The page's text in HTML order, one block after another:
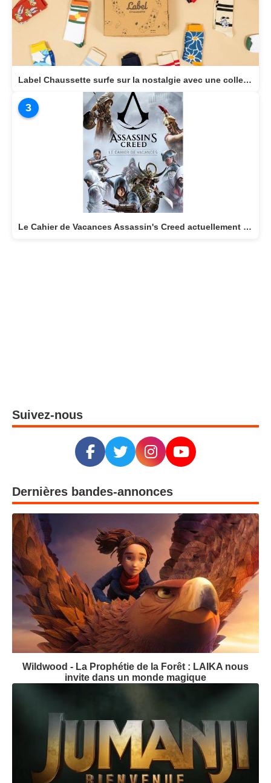
Label Chaussette surfe sur la nostalgie avec une collection dédiée aux héros cultes de notre enfance
3
Le Cahier de Vacances Assassin's Creed actuellement disponible
Suivez-nous
Dernières bandes-annonces
Wildwood - La Prophétie de la Forêt : LAIKA nous
invite dans un monde magique